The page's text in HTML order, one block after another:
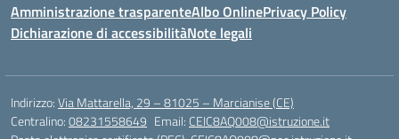
Amministrazione trasparenteAlbo OnlinePrivacy Policy
Dichiarazione di accessibilitàNote legali
Indirizzo:Via Mattarella, 29 – 81025 – Marcianise (CE)
Centralino:08231558649 Email: CEIC8AQ008@istruzione.it